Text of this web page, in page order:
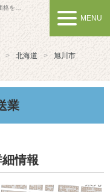
よう
MENU
北海道 旭川市
業
情報